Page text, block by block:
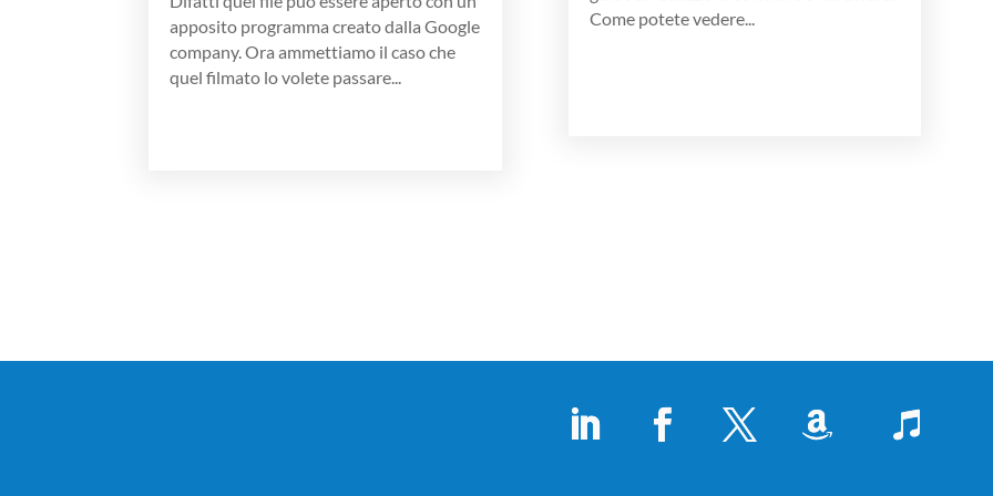
apposito programma creato dalla Google
company. Ora ammettiamo il caso che
quel filmato lo volete passare...
Come potete vedere...